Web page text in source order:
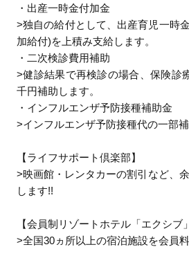
・出産一時金付加金
>独自の給付として、出産育児一時
加給付)を上積み支給します。
・二次検診費用補助
>健診結果で再検診の場合、保険診
千円補助します。
・インフルエンザ予防接種補助金
>インフルエンザ予防接種代の一部補
【ライフサポート倶楽部】
>映画館・レンタカーの割引など、
します!!
【会員制リゾートホテル「エクシブ
>全国30ヵ所以上の宿泊施設を会員